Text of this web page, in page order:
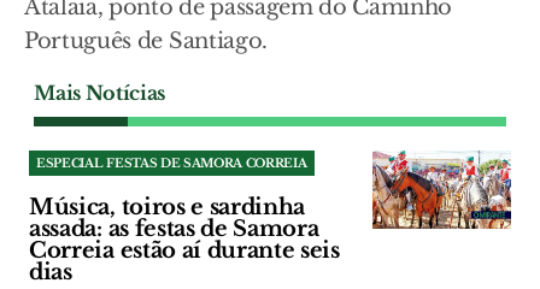
Atalaia, ponto de passagem do Caminho
Português de Santiago.
Mais Notícias
ESPECIAL FESTAS DE SAMORA CORREIA
Música, toiros e sardinha
assada: as festas de Samora
Correia estão aí durante seis
dias